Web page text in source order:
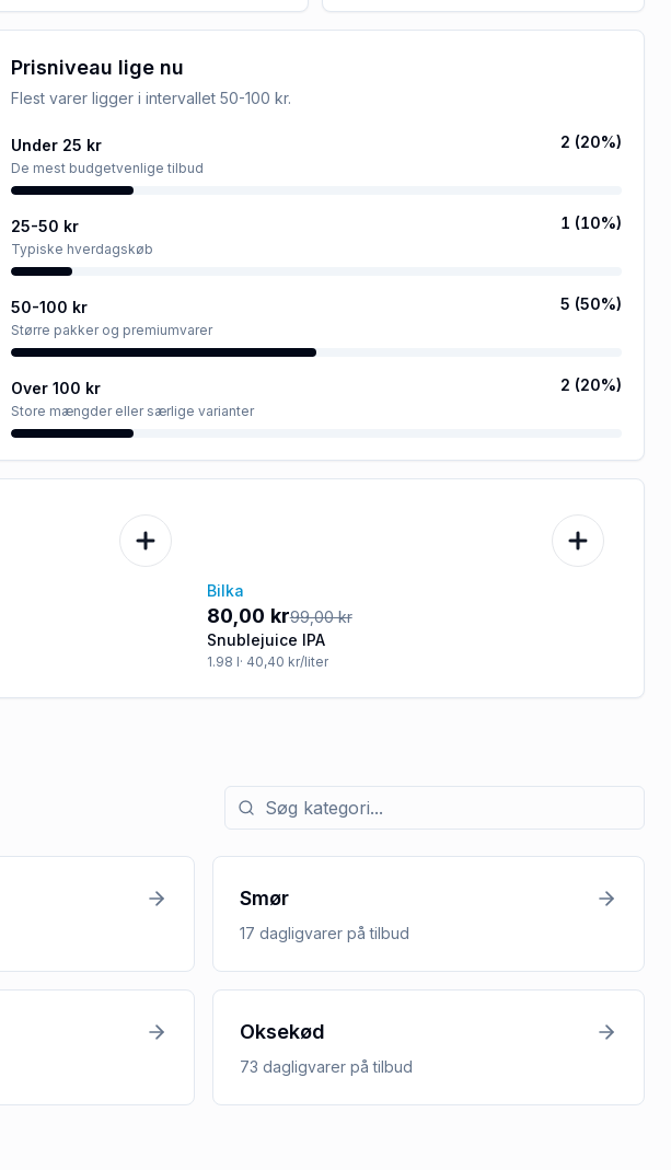
Prisniveau lige nu
Flest varer ligger i intervallet 50-100 kr.
Under 25 kr
De mest budgetvenlige tilbud
2 (20%)
25-50 kr
Typiske hverdagskøb
1 (10%)
50-100 kr
Større pakker og premiumvarer
5 (50%)
Over 100 kr
Store mængder eller særlige varianter
2 (20%)
-19%
Bilka
80,00 kr99,00 kr
Snublejuice IPA
1.98 l· 40,40 kr/liter
Søg efter kategori med tilbud
Smør
17 dagligvarer på tilbud
Oksekød
73 dagligvarer på tilbud